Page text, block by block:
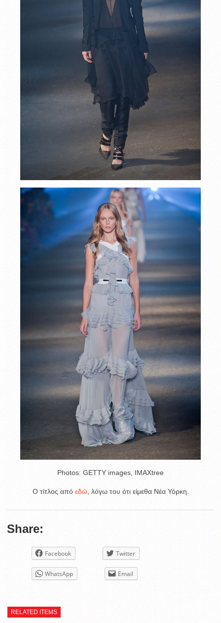
Photos: GETTY images, IMAXtree
O τίτλος από εδώ, λόγω του ότι είμεθα Νέα Υόρκη.
Share:
Facebook Twitter
WhatsApp Email
RELATED ITEMS